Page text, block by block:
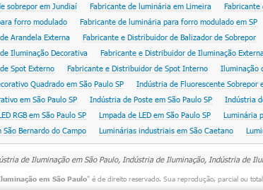
sobrepor em Jundiaí
Fabricante de luminária em Limeira Fabricante
forro modulado
Fabricante de luminária para forro modulado em SP
Arandela Externa
Fabricante e Distribuidor de Balizador de Sobrepor
Iluminação Decorativa
Fabricante e Distribuidor de Iluminação
Spot Externo
Fabricante e Distribuidor de Spot Interno Iluminação
Quadrado em São Paulo SP
Indústria de Fluorescente Sobrepor
em São Paulo SP
Indústria de Poste em São Paulo SP Indústria
RGB em São Paulo SP Lmpada de LED em São Paulo SP Luminária
Bernardo do Campo
Luminárias industriais em São Caetano
de Iluminação em São Paulo, Indústria de Iluminação, Indústria de
em São Paulo" é de direito reservado. Sua reprodução, parcial ou